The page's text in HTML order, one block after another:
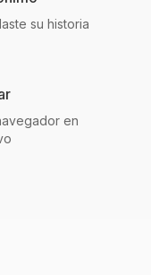
su historia
en